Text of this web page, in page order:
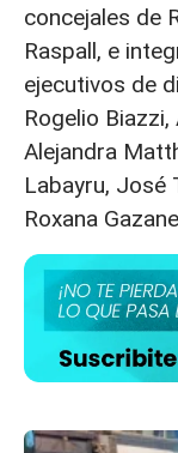
concejales de
Raspall, e
ejecutivos de
Rogelio
Alejandra
Labayru, José
Roxana